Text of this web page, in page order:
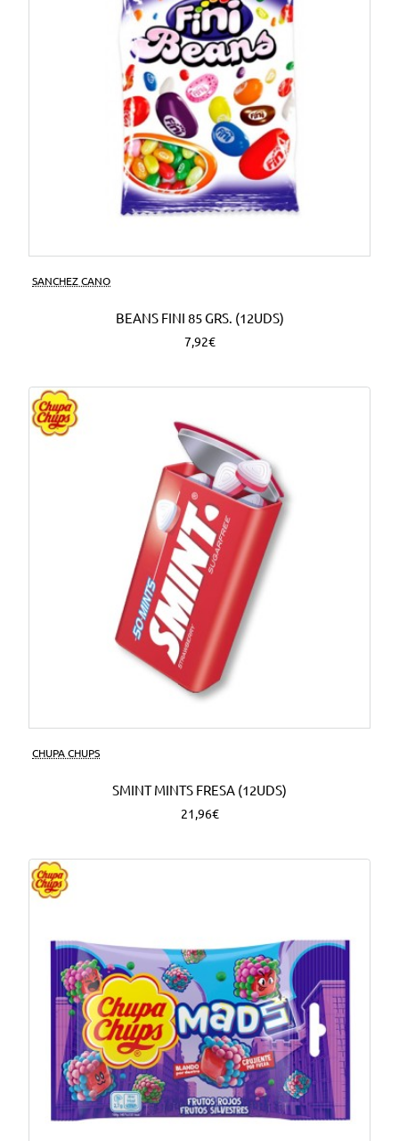
SANCHEZ CANO
BEANS FINI 85 GRS. (12UDS)
7,92€
CHUPA CHUPS
SMINT MINTS FRESA (12UDS)
21,96€